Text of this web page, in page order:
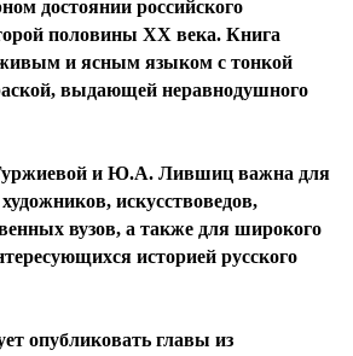
достоянии российского
половины ХХ века. Книга
и ясным языком с тонкой
выдающей неравнодушного
и Ю.А. Лившиц важна для
искусствоведов,
вузов, а также для широкого
историей русского
опубликовать главы из